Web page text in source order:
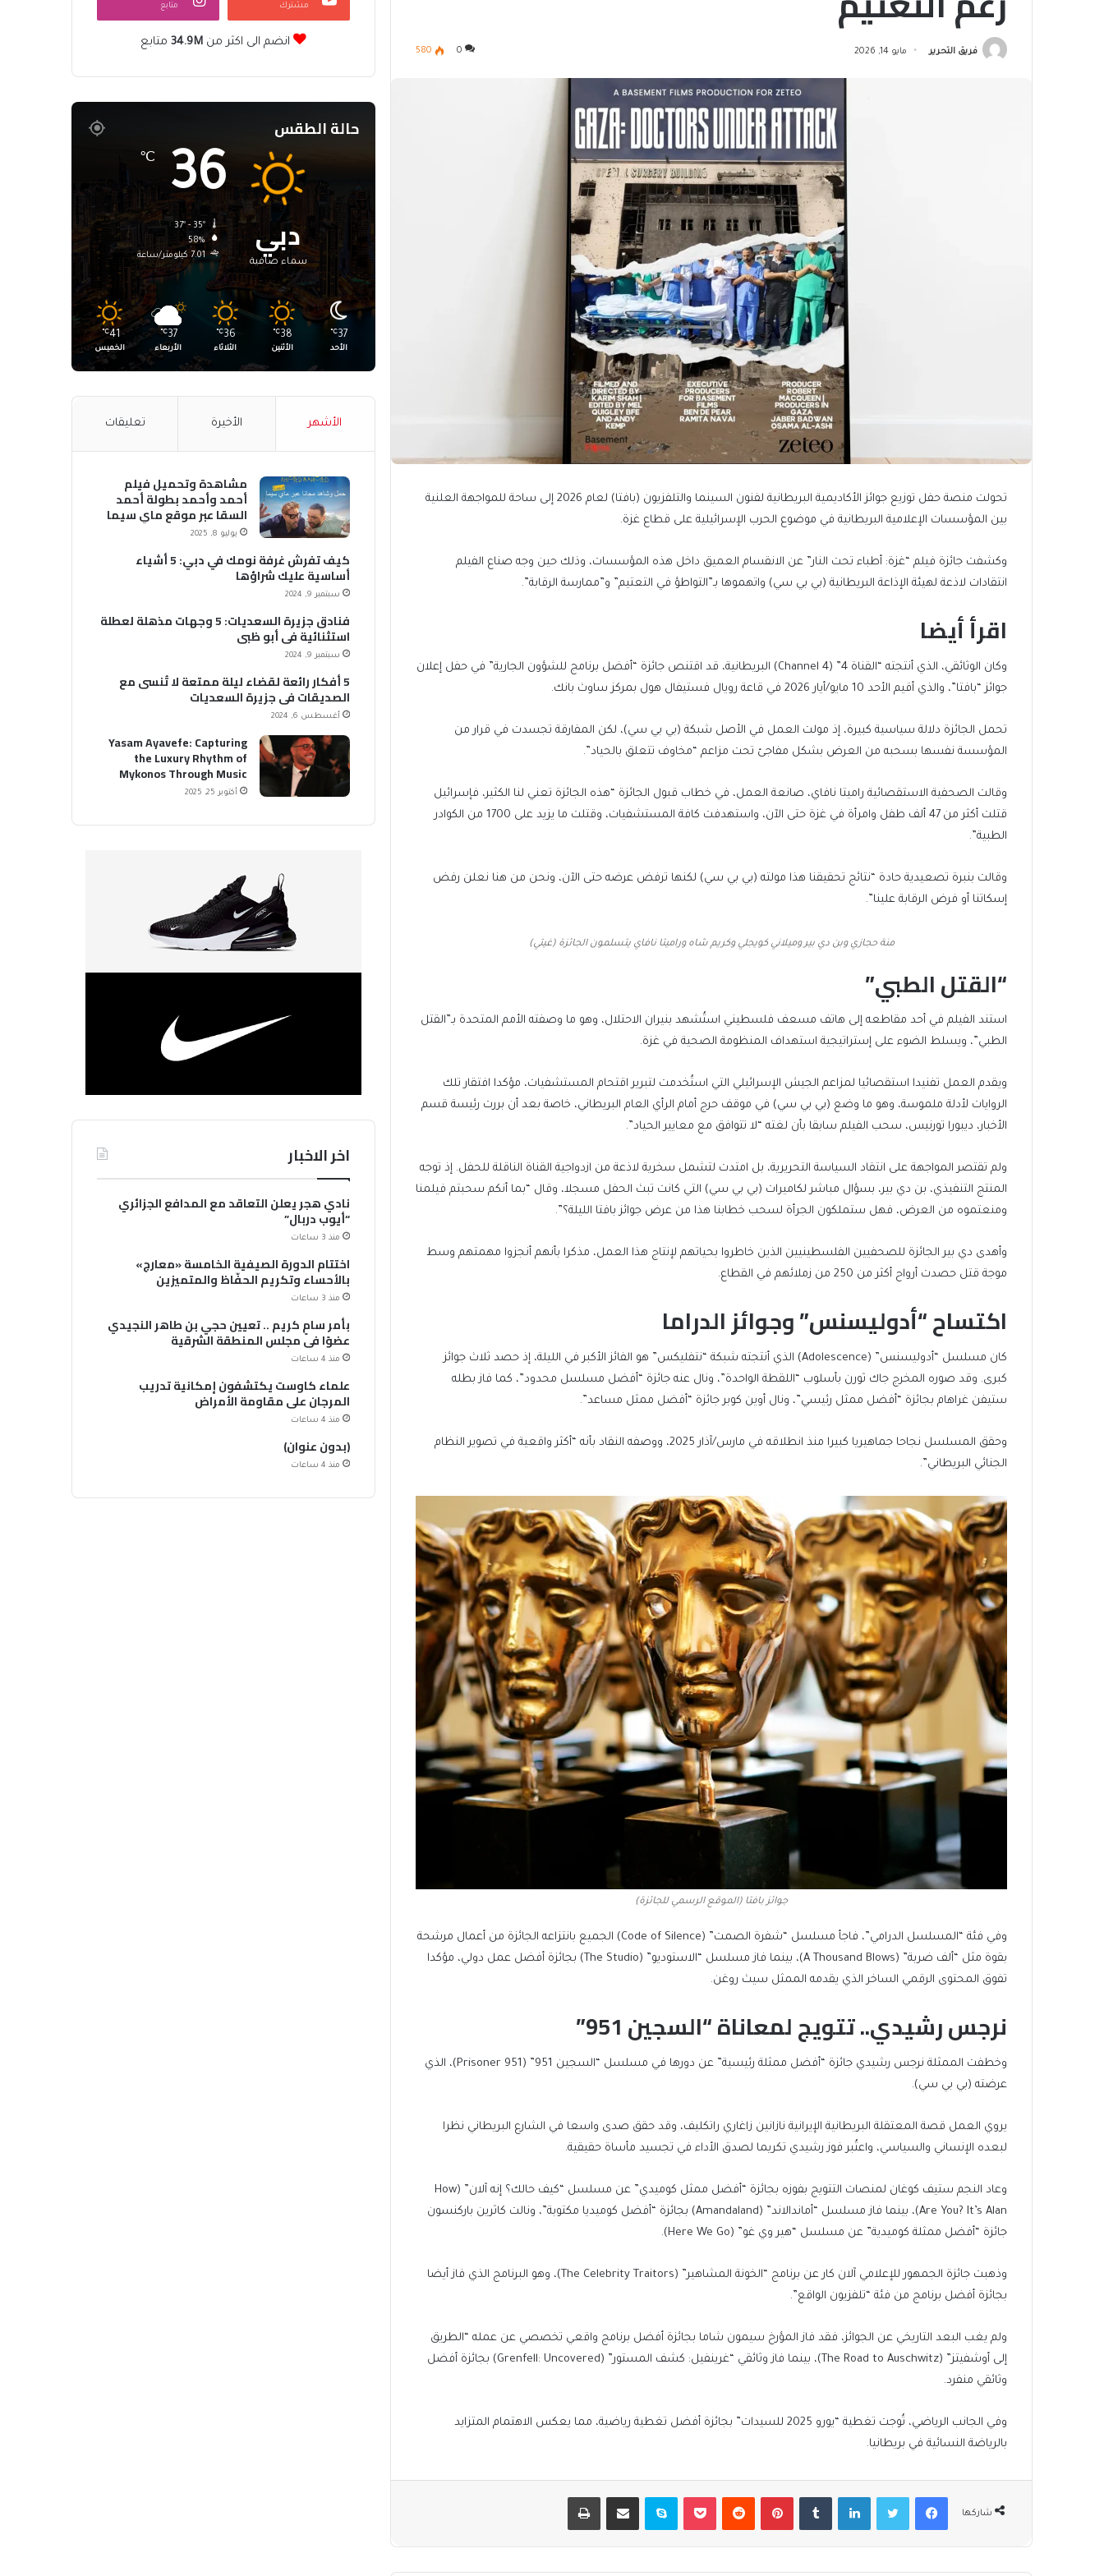
فريق التحرير مايو 14, 2026 0
580
تحولت منصة حفل توزيع جوائز الأكاديمية البريطانية لفنون السينما والتلفزيون (بافتا) لعام 2026 إلى ساحة للمواجهة العلنية
بين المؤسسات الإعلامية البريطانية في موضوع الحرب الإسرائيلية على قطاع غزة.
وكشفت جائزة فيلم “غزة: أطباء تحت النار” عن الانقسام العميق داخل هذه المؤسسات، وذلك حين وجه صناع الفيلم
انتقادات لاذعة لهيئة الإذاعة البريطانية (بي بي سي) واتهموها بـ”التواطؤ في التعتيم” و”ممارسة الرقابة”.
اقرأ أيضا
list
of
items
end
of
وكان الوثائقي، الذي أنتجته “القناة 4” (Channel 4) البريطانية، قد اقتنص جائزة “أفضل برنامج للشؤون الجارية” في حفل إعلان
جوائز “بافتا”، والذي أقيم الأحد 10 مايو/أيار 2026 في قاعة رويال فستيفال هول بمركز ساوث بانك.
تحمل الجائزة دلالة سياسية كبيرة، إذ مولت العمل في الأصل شبكة (بي بي سي)، لكن المفارقة تجسدت في قرار من
المؤسسة نفسها بسحبه من العرض بشكل مفاجئ تحت مزاعم “مخاوف تتعلق بالحياد”.
وقالت الصحفية الاستقصائية راميتا نافاي، صانعة العمل، في خطاب قبول الجائزة “هذه الجائزة تعني لنا الكثير، فإسرائيل
قتلت أكثر من 47 ألف طفل وامرأة في غزة حتى الآن، واستهدفت كافة المستشفيات، وقتلت ما يزيد على 1700 من الكوادر
الطبية”.
وقالت بنبرة تصعيدية حادة “نتائج تحقيقنا هذا مولته (بي بي سي) لكنها ترفض عرضه حتى الآن، ونحن من هنا نعلن رفض
إسكاتنا أو فرض الرقابة علينا”.
منة حجازي وبن دي بير وميلاني كويجلي وكريم شاه وراميتا نافاي يتسلمون الجائزة (غيتي)
“القتل الطبي”
استند الفيلم في أحد مقاطعه إلى هاتف مسعف فلسطيني استُشهد بنيران الاحتلال، وهو ما وصفته الأمم المتحدة بـ”القتل
الطبي”، ويسلط الضوء على إستراتيجية استهداف المنظومة الصحية في غزة.
ويقدم العمل تفنيدا استقصائيا لمزاعم الجيش الإسرائيلي التي استُخدمت لتبرير اقتحام المستشفيات، مؤكدا افتقار تلك
الروايات لأدلة ملموسة، وهو ما وضع (بي بي سي) في موقف حرج أمام الرأي العام البريطاني، خاصة بعد أن بررت رئيسة قسم
الأخبار، ديبورا تورنيس، سحب الفيلم سابقا بأن لغته “لا تتوافق مع معايير الحياد”.
ولم تقتصر المواجهة على انتقاد السياسة التحريرية، بل امتدت لتشمل سخرية لاذعة من ازدواجية القناة الناقلة للحفل. إذ توجه
المنتج التنفيذي، بن دي بير، بسؤال مباشر لكاميرات (بي بي سي) التي كانت تبث الحفل مسجلا، وقال “بما أنكم سحبتم فيلمنا
ومنعتموه من العرض، فهل ستملكون الجرأة لسحب خطابنا هذا من عرض جوائز بافتا الليلة؟”.
وأهدى دي بير الجائزة للصحفيين الفلسطينيين الذين خاطروا بحياتهم لإنتاج هذا العمل، مذكرا بأنهم أنجزوا مهمتهم وسط
موجة قتل حصدت أرواح أكثر من 250 من زملائهم في القطاع.
اكتساح “أدوليسنس” وجوائز الدراما
كان مسلسل “أدوليسنس” (Adolescence) الذي أنتجته شبكة “نتفليكس” هو الفائز الأكبر في الليلة، إذ حصد ثلاث جوائز
كبرى. وقد صوره المخرج جاك ثورن بأسلوب “اللقطة الواحدة”، ونال عنه جائزة “أفضل مسلسل محدود”، كما فاز بطله
ستيفن غراهام بجائزة “أفضل ممثل رئيسي”، ونال أوين كوبر جائزة “أفضل ممثل مساعد”.
وحقق المسلسل نجاحا جماهيريا كبيرا منذ انطلاقه في مارس/آذار 2025، ووصفه النقاد بأنه “أكثر واقعية في تصوير النظام
الجنائي البريطاني”.
جوائز بافتا (الموقع الرسمي للجائزة)
وفي فئة “المسلسل الدرامي”، فاجأ مسلسل “شفرة الصمت” (Code of Silence) الجميع بانتزاعه الجائزة من أعمال مرشحة
بقوة مثل “ألف ضربة” (A Thousand Blows)، بينما فاز مسلسل “الاستوديو” (The Studio) بجائزة أفضل عمل دولي، مؤكدا
تفوق المحتوى الرقمي الساخر الذي يقدمه الممثل سيث روغن.
نرجس رشيدي.. تتويج لمعاناة “السجين 951”
وخطفت الممثلة نرجس رشيدي جائزة “أفضل ممثلة رئيسية” عن دورها في مسلسل “السجين 951” (Prisoner 951)، الذي
عرضته (بي بي سي).
يروي العمل قصة المعتقلة البريطانية الإيرانية نازانين زاغاري راتكليف، وقد حقق صدى واسعا في الشارع البريطاني نظرا
لبعده الإنساني والسياسي، واعتُبر فوز رشيدي تكريما لصدق الأداء في تجسيد مأساة حقيقية.
وعاد النجم ستيف كوغان لمنصات التتويج بفوزه بجائزة “أفضل ممثل كوميدي” عن مسلسل “كيف حالك؟ إنه آلان” (How
Are You? It’s Alan)، بينما فاز مسلسل “أماندالاند” (Amandaland) بجائزة “أفضل كوميديا مكتوبة”، ونالت كاثرين باركنسون
جائزة “أفضل ممثلة كوميدية” عن مسلسل “هير وي غو” (Here We Go).
وذهبت جائزة الجمهور للإعلامي آلان كار عن برنامج “الخونة المشاهير” (The Celebrity Traitors)، وهو البرنامج الذي فاز أيضا
بجائزة أفضل برنامج من فئة “تلفزيون الواقع”.
ولم يغب البعد التاريخي عن الجوائز، فقد فاز المؤرخ سيمون شاما بجائزة أفضل برنامج واقعي تخصصي عن عمله “الطريق
إلى أوشفيتز” (The Road to Auschwitz)، بينما فاز وثائقي “غرينفيل: كشف المستور” (Grenfell: Uncovered) بجائزة أفضل
وثائقي منفرد.
وفي الجانب الرياضي، تُوجت تغطية “يورو 2025 للسيدات” بجائزة أفضل تغطية رياضية، مما يعكس الاهتمام المتزايد
بالرياضة النسائية في بريطانيا.
شاركها
فيسبوكتويتر لينكدإن بينتيريست بوكيت سكايب مشاركة عبر البريد طباعة
مشترك متابع
انضم الى اكثر من34.9M متابع
حالة الطقس
دبي
سماء صافية
36
℃
58%
7.01 كيلومتر/ساعة
37
℃
الأحد
38
℃
الأثنين
36
℃
الثلاثاء
37
℃
الأربعاء
41
℃
الخميس
الأشهر الأخيرة تعليقات
مشاهدة وتحميل فيلم
أحمد وأحمد بطولة أحمد
السقا عبر موقع ماي سيما
MyCima (وي سيما WeCima)
يوليو 8, 2025
كيف تفرش غرفة نومك في دبي: 5 أشياء
أساسية عليك شراؤها
سبتمبر 9, 2024
فنادق جزيرة السعديات: 5 وجهات مذهلة لعطلة
استثنائية في أبو ظبي
سبتمبر 9, 2024
5 أفكار رائعة لقضاء ليلة ممتعة لا تُنسى مع
الصديقات في جزيرة السعديات
أغسطس 6, 2024
Yasam Ayavefe: Capturing
the Luxury Rhythm of
Mykonos Through Music
أكتوبر 25, 2025
اخر الاخبار
نادي هجر يعلن التعاقد مع المدافع الجزائري
“أيوب دربال”
منذ 3 ساعات
اختتام الدورة الصيفية الخامسة «معارج»
بالأحساء وتكريم الحفّاظ والمتميزين
منذ 3 ساعات
بأمر سامٍ كريم .. تعيين حجي بن طاهر النجيدي
عضوًا في مجلس المنطقة الشرقية
منذ 4 ساعات
علماء كاوست يكتشفون إمكانية تدريب
المرجان على مقاومة الأمراض
منذ 4 ساعات
(بدون عنوان)
منذ 4 ساعات